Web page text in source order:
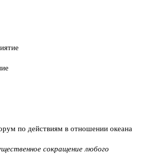
по действиям в отношении океана
сокращение любого